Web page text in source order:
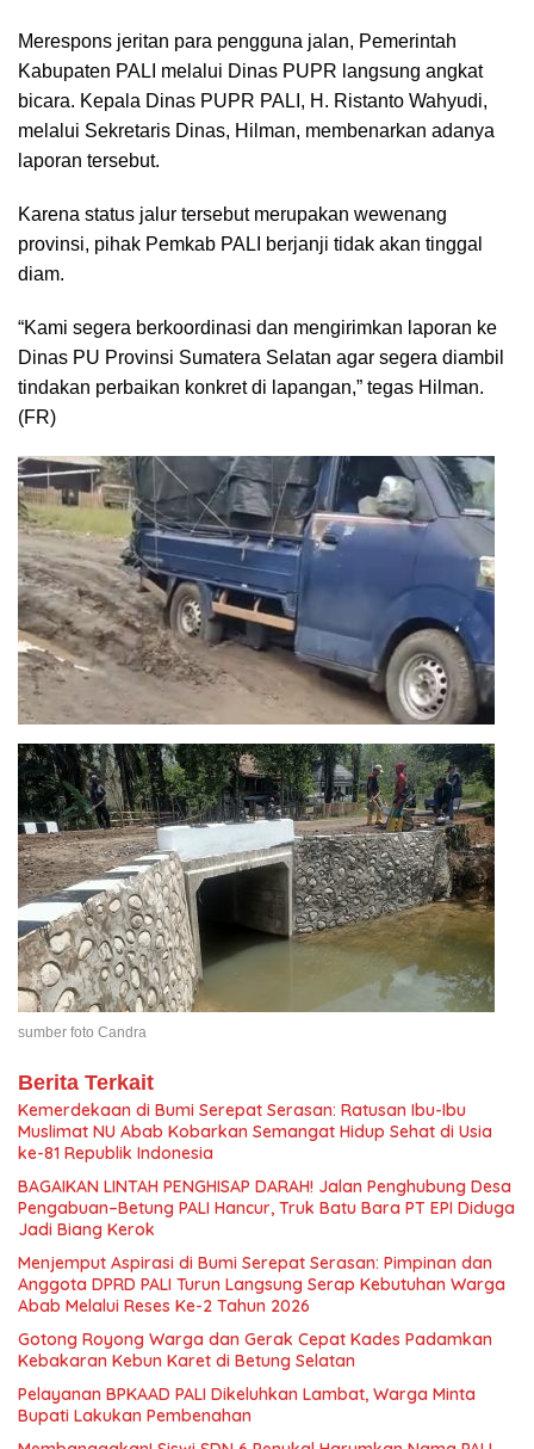
Merespons jeritan para pengguna jalan, Pemerintah
Kabupaten PALI melalui Dinas PUPR langsung angkat
bicara. Kepala Dinas PUPR PALI, H. Ristanto Wahyudi,
melalui Sekretaris Dinas, Hilman, membenarkan adanya
laporan tersebut.
Karena status jalur tersebut merupakan wewenang
provinsi, pihak Pemkab PALI berjanji tidak akan tinggal
diam.
“Kami segera berkoordinasi dan mengirimkan laporan ke
Dinas PU Provinsi Sumatera Selatan agar segera diambil
tindakan perbaikan konkret di lapangan,” tegas Hilman.
(FR)
sumber foto Candra
Berita Terkait
Kemerdekaan di Bumi Serepat Serasan: Ratusan Ibu-Ibu
Muslimat NU Abab Kobarkan Semangat Hidup Sehat di Usia
ke-81 Republik Indonesia
BAGAIKAN LINTAH PENGHISAP DARAH! Jalan Penghubung Desa
Pengabuan–Betung PALI Hancur, Truk Batu Bara PT EPI Diduga
Jadi Biang Kerok
Menjemput Aspirasi di Bumi Serepat Serasan: Pimpinan dan
Anggota DPRD PALI Turun Langsung Serap Kebutuhan Warga
Abab Melalui Reses Ke-2 Tahun 2026
Gotong Royong Warga dan Gerak Cepat Kades Padamkan
Kebakaran Kebun Karet di Betung Selatan
Pelayanan BPKAAD PALI Dikeluhkan Lambat, Warga Minta
Bupati Lakukan Pembenahan